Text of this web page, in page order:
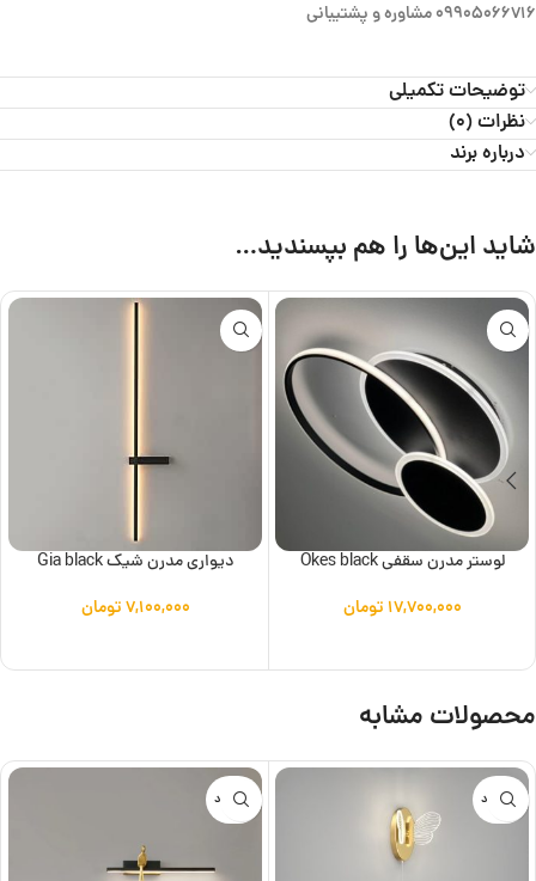
09905066716 مشاوره و پشتیبانی
توضیحات تکمیلی
نظرات (0)
درباره برند
شاید این‌ها را هم بپسندید…
لوستر مدرن سقفی Okes black
۱۷,۷۰۰,۰۰۰ تومان
دیواری مدرن شیک Gia black
۷,۱۰۰,۰۰۰تومان
محصولات مشابه
ناموجود ناموجود